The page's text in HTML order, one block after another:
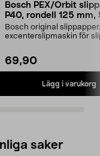
Bosch PEX/Orbit
P40, rondell 125 mm,
Bosch original
excenterslipmaskin för
69,90
Lägg i varukorg
saker